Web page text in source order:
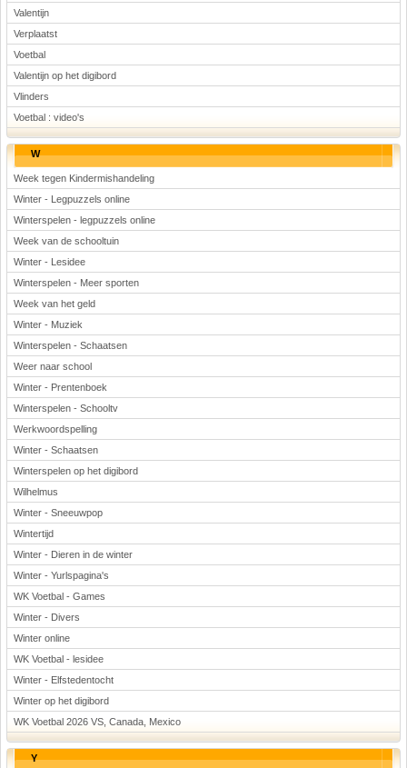
Valentijn
Verplaatst
Voetbal
Valentijn op het digibord
Vlinders
Voetbal : video's
W
Week tegen Kindermishandeling
Winter - Legpuzzels online
Winterspelen - legpuzzels online
Week van de schooltuin
Winter - Lesidee
Winterspelen - Meer sporten
Week van het geld
Winter - Muziek
Winterspelen - Schaatsen
Weer naar school
Winter - Prentenboek
Winterspelen - Schooltv
Werkwoordspelling
Winter - Schaatsen
Winterspelen op het digibord
Wilhelmus
Winter - Sneeuwpop
Wintertijd
Winter - Dieren in de winter
Winter - Yurlspagina's
WK Voetbal - Games
Winter - Divers
Winter online
WK Voetbal - lesidee
Winter - Elfstedentocht
Winter op het digibord
WK Voetbal 2026 VS, Canada, Mexico
Y